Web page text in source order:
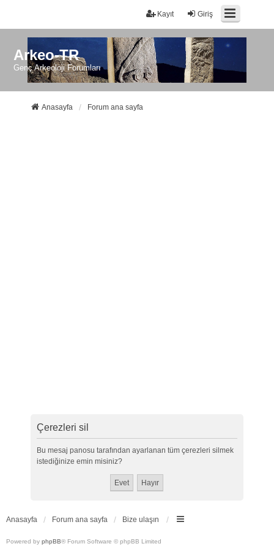
Giriş
Kayıt
Arkeo-TR
Genç Arkeoloji Forumları
Anasayfa Forum ana sayfa
Çerezleri sil
Bu mesaj panosu tarafından ayarlanan tüm çerezleri silmek
istediğinize emin misiniz?
Anasayfa Forum ana sayfa Bize ulaşın
Powered by phpBB® Forum Software © phpBB Limited